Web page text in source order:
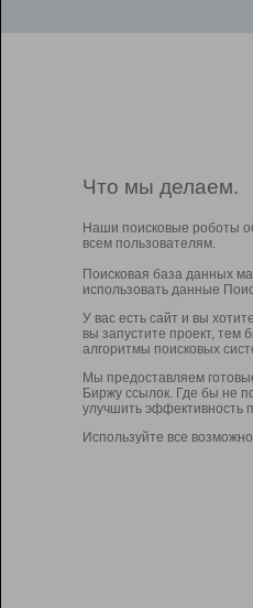
Что мы делаем.
Наши поисковые роботы
всем пользователям.
Поисковая база данных
использовать данные
У вас есть сайт и вы
вы запустите проект, тем
алгоритмы поисковых
Мы предоставляем
Биржу ссылок. Где бы не
улучшить эффективность
Используйте все